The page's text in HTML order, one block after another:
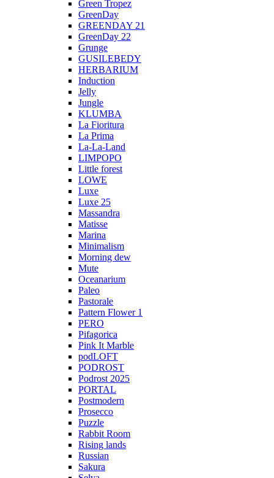
Green Tropez
GreenDay
GREENDAY 21
GreenDay 22
Grunge
GUSILEBEDY
HERBARIUM
Induction
Jelly
Jungle
KLUMBA
La Fioritura
La Prima
La-La-Land
LIMPOPO
Little forest
LOWE
Luxe
Luxe 25
Massandra
Matisse
Marina
Minimalism
Morning dew
Mute
Oceanarium
Paleo
Pastorale
Pattern Flower 1
PERO
Pifagorica
Pink It Marble
podLOFT
PODROST
Podrost 2025
PORTAL
Postmodern
Prosecco
Puzzle
Rabbit Room
Rising lands
Russian
Sakura